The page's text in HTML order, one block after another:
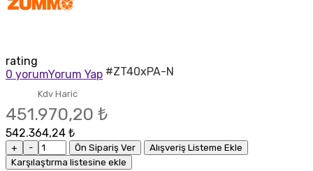
rating
0 yorumYorum Yap #ZT40xPA-N
Kdv Haric
451.970,20 ₺
542.364,24 ₺
+ - Ön Sipariş Ver
Alışveriş Listeme Ekle
Karşılaştırma listesine ekle